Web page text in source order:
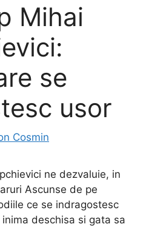
Mihai
se
usor
Cosmin
ne dezvaluie, in
Ascunse de pe
ce se indragostesc
deschisa si gata sa